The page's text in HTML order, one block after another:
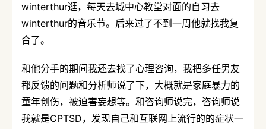
winterthur逛，每天去城中心教堂对面的自习去
winterthur的音乐节。后来过了不到一周他就找我复
合了。
和他分手的期间我还去找了心理咨询，我把多任男友
都反馈的问题和分析师说了下，大概就是家庭暴力的
童年创伤，被迫害妄想等。和咨询师说完，咨询师说
我就是CPTSD，发现自己和互联网上流行的的症状一